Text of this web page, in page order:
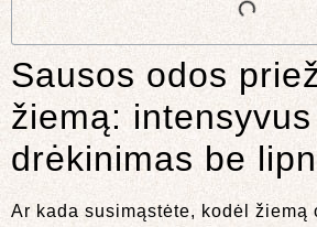
Sausos odos
žiemą: intensyvus
drėkinimas be
Ar kada susimąstėte, kodėl žiemą